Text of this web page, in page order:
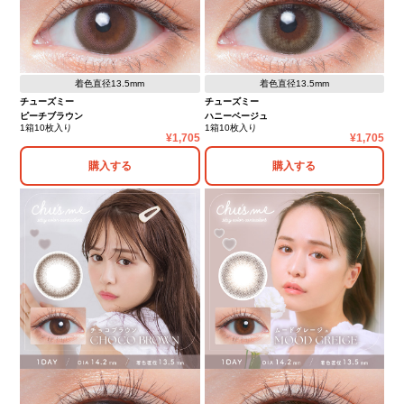
着色直径13.5mm
チューズミー
ピーチブラウン
1箱10枚入り
1,705
購入する
着色直径13.5mm
チューズミー
ハニーベージュ
1箱10枚入り
1,705
購入する